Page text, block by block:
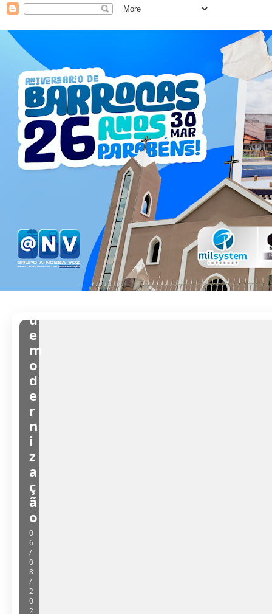
Câmara de Barrocas retoma
cobranças à gestão e anúncio de